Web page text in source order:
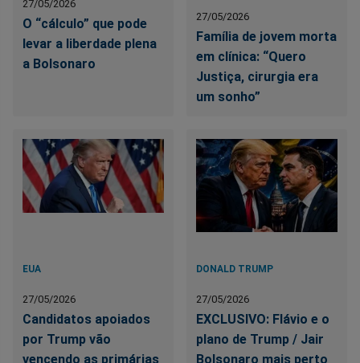
27/05/2026
O “cálculo” que pode
levar a liberdade plena
a Bolsonaro
27/05/2026
Família de jovem morta
em clínica: “Quero
Justiça, cirurgia era
um sonho”
EUA
27/05/2026
Candidatos apoiados
por Trump vão
vencendo as primárias
DONALD TRUMP
27/05/2026
EXCLUSIVO: Flávio e o
plano de Trump / Jair
Bolsonaro mais perto